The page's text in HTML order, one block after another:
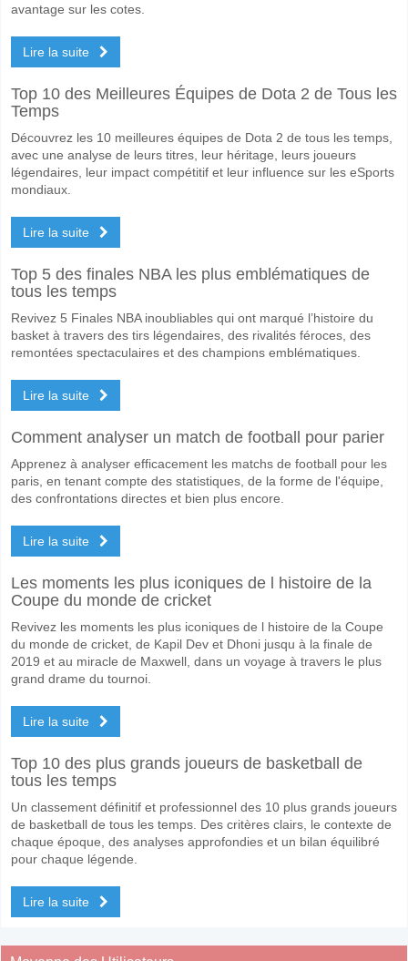
Oui pour Les Deux Équipes Marquent, avec un pourcentage de 55%.
Quel sera le résultat correct attendu entre Stranraer v
Sur le côté risqué, vous pouvez essayer le Résultat Correct de 2-1
avantage sur les cotes.
Lire la suite
Top 10 des Meilleures Équipes de Dota 2 de Tous les
Temps
Découvrez les 10 meilleures équipes de Dota 2 de tous les temps,
avec une analyse de leurs titres, leur héritage, leurs joueurs
légendaires, leur impact compétitif et leur influence sur les eSports
mondiaux.
Lire la suite
Top 5 des finales NBA les plus emblématiques de
tous les temps
Revivez 5 Finales NBA inoubliables qui ont marqué l’histoire du
basket à travers des tirs légendaires, des rivalités féroces, des
remontées spectaculaires et des champions emblématiques.
Lire la suite
Comment analyser un match de football pour parier
Apprenez à analyser efficacement les matchs de football pour les
paris, en tenant compte des statistiques, de la forme de l'équipe,
des confrontations directes et bien plus encore.
Lire la suite
Les moments les plus iconiques de l histoire de la
Coupe du monde de cricket
Revivez les moments les plus iconiques de l histoire de la Coupe
du monde de cricket, de Kapil Dev et Dhoni jusqu à la finale de
2019 et au miracle de Maxwell, dans un voyage à travers le plus
grand drame du tournoi.
Lire la suite
Top 10 des plus grands joueurs de basketball de
tous les temps
Un classement définitif et professionnel des 10 plus grands joueurs
de basketball de tous les temps. Des critères clairs, le contexte de
chaque époque, des analyses approfondies et un bilan équilibré
pour chaque légende.
Lire la suite